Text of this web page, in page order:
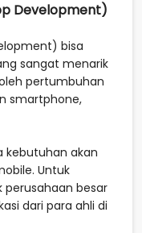
Development)
bisa
sangat menarik
pertumbuhan
smartphone,
kebutuhan akan
Untuk
besar
dari para ahli di